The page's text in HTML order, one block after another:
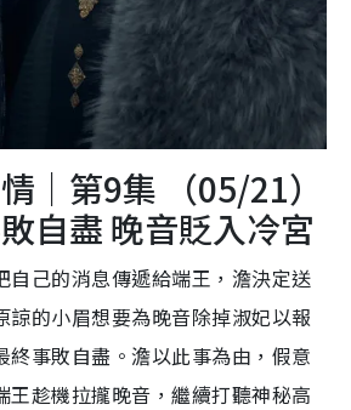
｜第9集 （05/21）
自盡 晚音貶入冷宮
自己的消息傳遞給端王，澹決定送
諒的小眉想要為晚音除掉淑妃以報
終事敗自盡。澹以此事為由，假意
王趁機拉攏晚音，繼續打聽神秘高